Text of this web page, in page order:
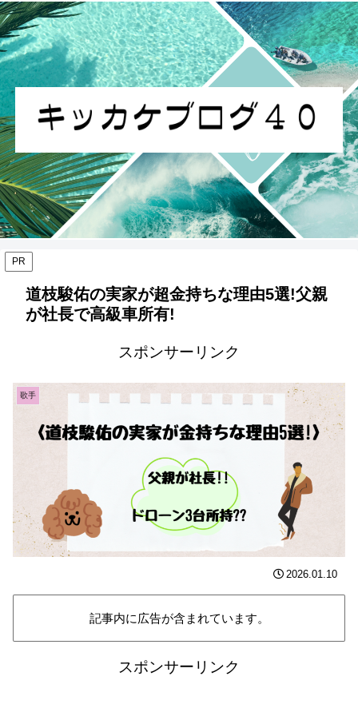
PR
道枝駿佑の実家が超金持ちな理由5選!父親
が社長で高級車所有!
スポンサーリンク
歌手
2026.01.10
記事内に広告が含まれています。
スポンサーリンク